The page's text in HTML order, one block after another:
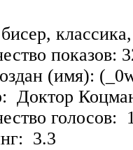
показов:
(имя):
Доктор
голосов:
3.3